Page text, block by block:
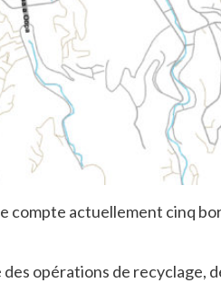
compte actuellement cinq
opérations de recyclage,